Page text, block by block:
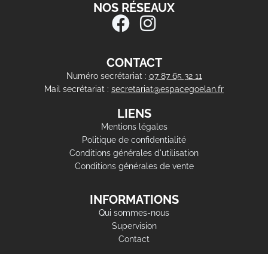
NOS RÉSEAUX
CONTACT
Numéro secrétariat : 07 87 65 32 11
Mail secrétariat : secretariat@espacegoelan.fr
LIENS
Mentions légales
Politique de confidentialité
Conditions générales d'utilisation
Conditions générales de vente
INFORMATIONS
Qui sommes-nous
Supervision
Contact